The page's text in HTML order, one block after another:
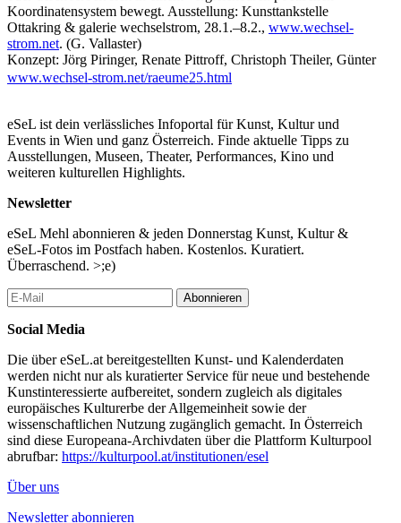
Koordinatensystem bewegt. Ausstellung: Kunsttankstelle
Ottakring & galerie wechselstrom, 28.1.–8.2., www.wechsel-
strom.net. (G. Vallaster)
Konzept: Jörg Piringer, Renate Pittroff, Christoph Theiler, Günter
Vallaster
Performances: Jaap Blonk, Lydia Haider, Jörg Piringer
Moderation: Günter Vallaster
Jaap Blonk präsentiert eine Auswahl seiner Lautpoesie aus den
letzten Jahren, mit Live-Elektronik und Projektion. Lydia Haider
kollision j von Jörg Piringer werden die Ideen der Konkreten
überführt und mittels digitaler Technologie neu interpretiert.
Lautpoesie trifft auf Spracherkennung, künstliche Intelligenz
scheitert an Jandls Gedichten, bewegte Typografie korrespondiert
Grundsteing. 45-47
mit arbeiten von fernando aguiar, august bisinger, jaap blonk,
martin breindl, julius werner chromecek, natalie deewan, lydia
haider, wolfgang helmhart, jochen höller,
anatol knotek, laura nußbaumer, jürgen o. olbrich, jörg piringer,
renate pittroff, hannah rath, cia rinne, christoph theiler, united
queendoms, günter vallaster, linde waber, eleonore weber
ausstellungsdauer mi 29.1. - sa 8.2.2025, 16 - 20 h
Dienstag, 28.1.2025, 19:00 - Kunsttankstelle Ottakring XVI.,
www.wechsel-strom.net/raeume25.html
eSeL ist dein verlässliches Infoportal für Kunst, Kultur und
Events in Wien und ganz Österreich. Finde aktuelle Tipps zu
Ausstellungen, Museen, Theater, Performances, Kino und
weiteren kulturellen Highlights.
Newsletter
eSeL Mehl abonnieren & jeden Donnerstag Kunst, Kultur &
eSeL-Fotos im Postfach haben. Kostenlos. Kuratiert.
Überraschend. >;e)
Abonnieren
Social Media
Die über eSeL.at bereitgestellten Kunst- und Kalenderdaten
werden nicht nur als kuratierter Service für neue und bestehende
Kunstinteressierte aufbereitet, sondern zugleich als digitales
europäisches Kulturerbe der Allgemeinheit sowie der
wissenschaftlichen Nutzung zugänglich gemacht. In Österreich
sind diese Europeana-Archivdaten über die Plattform Kulturpool
abrufbar: https://kulturpool.at/institutionen/esel
Über uns
Newsletter abonnieren